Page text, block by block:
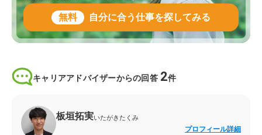
無料 自分に合う仕事を探してみる
キャリアアドバイザーからの回答 2件
板垣拓実いたがきたくみ
プロフィール詳細